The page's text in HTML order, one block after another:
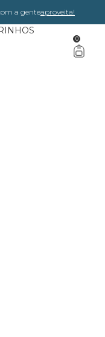
a genteaproveita!
0